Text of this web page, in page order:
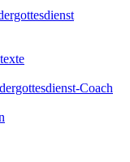
Coach